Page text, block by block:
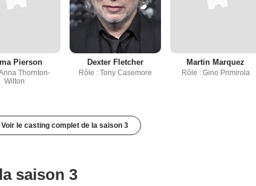
Pierson
Thornton-
Wilton
Dexter Fletcher
Rôle : Tony Casemore
Martin Marquez
Rôle : Gino Primirola
Voir le casting complet de la saison 3
saison 3